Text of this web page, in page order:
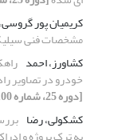
کریمیان پور
مشخصات فنی
کشاورز، احمد
خودرو در تصاویر
[دوره 25، شماره 100، 1399، صفحه 63-79]
کشکولی، رضا